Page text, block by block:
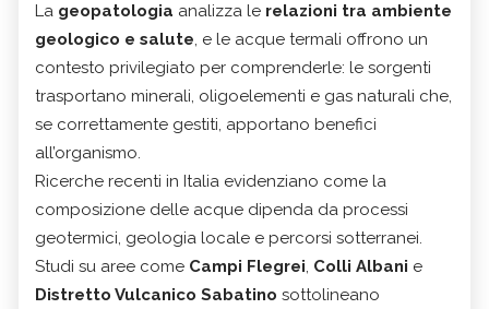
La geopatologia analizza le relazioni tra ambiente
geologico e salute, e le acque termali offrono un
contesto privilegiato per comprenderle: le sorgenti
trasportano minerali, oligoelementi e gas naturali che,
se correttamente gestiti, apportano benefici
all’organismo.
Ricerche recenti in Italia evidenziano come la
composizione delle acque dipenda da processi
geotermici, geologia locale e percorsi sotterranei.
Studi su aree come Campi Flegrei, Colli Albani e
Distretto Vulcanico Sabatino sottolineano